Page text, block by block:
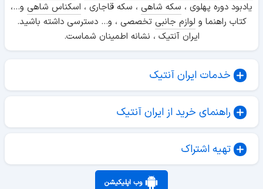
یادبود دوره پهلوی ، سکه شاهی ، سکه قاجاری ، اسکناس شاهی و...،
کتاب راهنما و لوازم جانبی تخصصی ، و... دسترسی داشته باشید.
ایران آنتیک ، نشانه اطمینان شماست.
خدمات ایران آنتیک
راهنمای خرید از ایران آنتیک
تهیه اشتراک
وب اپلیکیشن